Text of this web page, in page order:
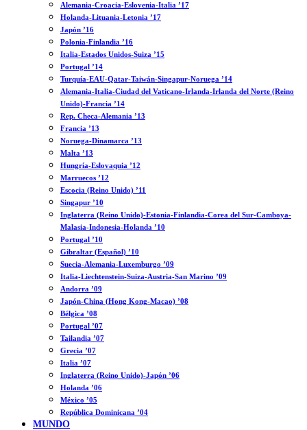
Alemania-Croacia-Eslovenia-Italia ’17
Holanda-Lituania-Letonia ’17
Japón ’16
Polonia-Finlandia ’16
Italia-Estados Unidos-Suiza ’15
Portugal ’14
Turquía-EAU-Qatar-Taiwán-Singapur-Noruega ’14
Alemania-Italia-Ciudad del Vaticano-Irlanda-Irlanda del Norte (Reino
Unido)-Francia ’14
Rep. Checa-Alemania ’13
Francia ’13
Noruega-Dinamarca ’13
Malta ’13
Hungría-Eslovaquia ’12
Marruecos ’12
Escocia (Reino Unido) ’11
Singapur ’10
Inglaterra (Reino Unido)-Estonia-Finlandia-Corea del Sur-Camboya-
Malasia-Indonesia-Holanda ’10
Portugal ’10
Gibraltar (Español) ’10
Suecia-Alemania-Luxemburgo ’09
Italia-Liechtenstein-Suiza-Austria-San Marino ’09
Andorra ’09
Japón-China (Hong Kong-Macao) ’08
Bélgica ’08
Portugal ’07
Tailandia ’07
Grecia ’07
Italia ’07
Inglaterra (Reino Unido)-Japón ’06
Holanda ’06
México ’05
República Dominicana ’04
MUNDO